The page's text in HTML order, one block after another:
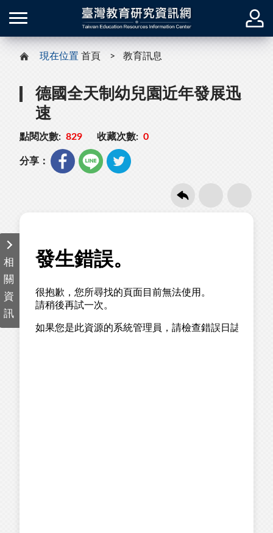
現在位置 首頁 教育訊息
德國全天制幼兒園近年發展迅
速
點閱次數: 829 收藏次數: 0
分享：
相
關
資
訊